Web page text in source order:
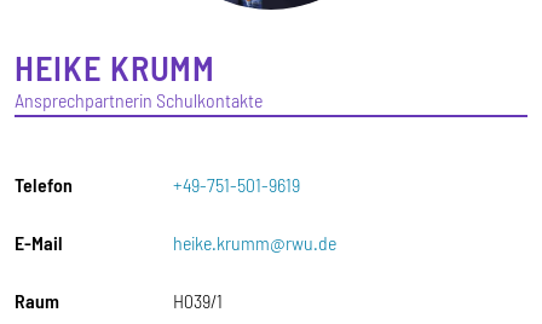
HEIKE KRUMM
Ansprechpartnerin Schulkontakte
Telefon +49-751-501-9619
E-Mail heike.krumm@rwu.de
Raum H039/1